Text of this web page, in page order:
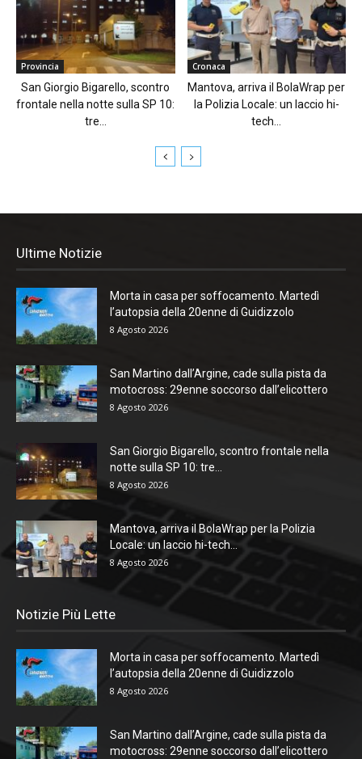
Provincia
San Giorgio Bigarello, scontro
frontale nella notte sulla SP 10:
tre...
Cronaca
Mantova, arriva il BolaWrap per
la Polizia Locale: un laccio hi-
tech...
Ultime Notizie
Morta in casa per soffocamento. Martedì
l’autopsia della 20enne di Guidizzolo
8 Agosto 2026
San Martino dall’Argine, cade sulla pista da
motocross: 29enne soccorso dall’elicottero
8 Agosto 2026
San Giorgio Bigarello, scontro frontale nella
notte sulla SP 10: tre...
8 Agosto 2026
Mantova, arriva il BolaWrap per la Polizia
Locale: un laccio hi-tech...
8 Agosto 2026
Notizie Più Lette
Morta in casa per soffocamento. Martedì
l’autopsia della 20enne di Guidizzolo
8 Agosto 2026
San Martino dall’Argine, cade sulla pista da
motocross: 29enne soccorso dall’elicottero